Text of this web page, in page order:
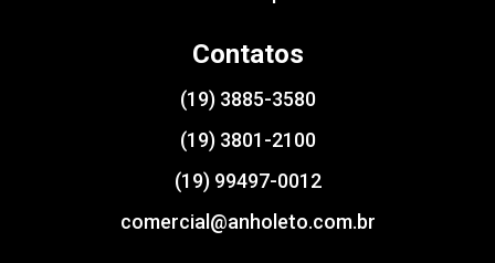
Contatos
(19) 3885-3580
(19) 3801-2100
(19) 99497-0012
comercial@anholeto.com.br